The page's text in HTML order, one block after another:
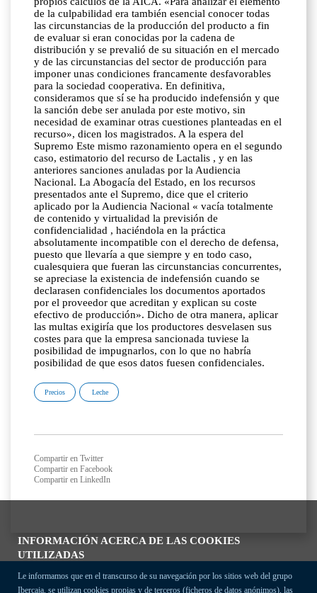
INFORMACIÓN ACERCA DE LAS COOKIES
UTILIZADAS
Le informamos que en el transcurso de su navegación por los sitios web del grupo
Ibercaja, se utilizan cookies propias y de terceros (ficheros de datos anónimos), las
de la culpabilidad era también esencial conocer todas
las circunstancias de la producción del producto a fin
de evaluar si eran conocidas por la cadena de
distribución y se prevalió de su situación en el mercado
y de las circunstancias del sector de producción para
imponer unas condiciones francamente desfavorables
para la sociedad cooperativa. En definitiva,
consideramos que sí se ha producido indefensión y que
la sanción debe ser anulada por este motivo, sin
necesidad de examinar otras cuestiones planteadas en el
recurso», dicen los magistrados. A la espera del
Supremo Este mismo razonamiento opera en el segundo
caso, estimatorio del recurso de Lactalis , y en las
anteriores sanciones anuladas por la Audiencia
Nacional. La Abogacía del Estado, en los recursos
presentados ante el Supremo, dice que el criterio
aplicado por la Audiencia Nacional « vacía totalmente
de contenido y virtualidad la previsión de
confidencialidad , haciéndola en la práctica
absolutamente incompatible con el derecho de defensa,
puesto que llevaría a que siempre y en todo caso,
cualesquiera que fueran las circunstancias concurrentes,
se apreciase la existencia de indefensión cuando se
declarasen confidenciales los documentos aportados
por el proveedor que acreditan y explican su coste
efectivo de producción». Dicho de otra manera, aplicar
las multas exigiría que los productores desvelasen sus
costes para que la empresa sancionada tuviese la
posibilidad de impugnarlos, con lo que no habría
posibilidad de que esos datos fuesen confidenciales.
Precios Leche
Compartir en Twitter
Compartir en Facebook
Compartir en LinkedIn